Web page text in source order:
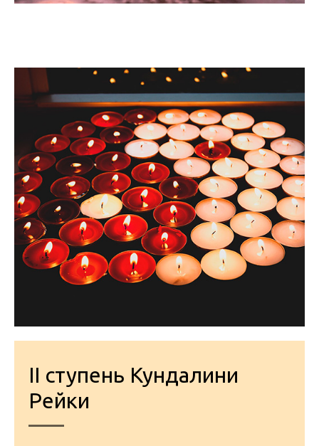
II cтупень Кундалини
Рейки